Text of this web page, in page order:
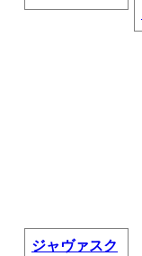
ジャヴァスク